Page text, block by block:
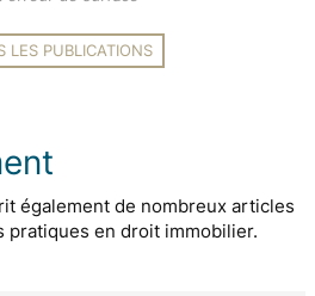
LES PUBLICATIONS
également de nombreux articles
pratiques en droit immobilier.